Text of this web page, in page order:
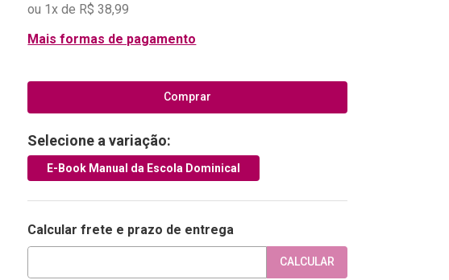
ou 1x de R$ 38,99
Mais formas de pagamento
Comprar
Selecione a variação:
E-Book Manual da Escola Dominical
Calcular frete e prazo de entrega
CALCULAR